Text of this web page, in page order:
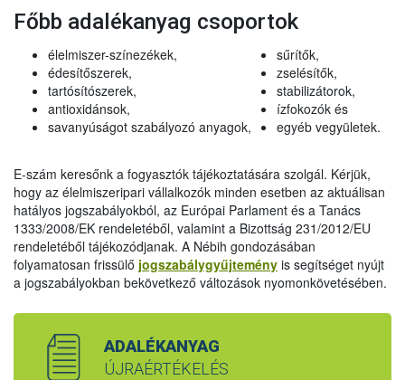
Főbb adalékanyag csoportok
élelmiszer-színezékek,
édesítőszerek,
tartósítószerek,
antioxidánsok,
savanyúságot szabályozó anyagok,
sűrítők,
zselésítők,
stabilizátorok,
ízfokozók és
egyéb vegyületek.
E-szám keresőnk a fogyasztók tájékoztatására szolgál. Kérjük,
hogy az élelmiszeripari vállalkozók minden esetben az aktuálisan
hatályos jogszabályokból, az Európai Parlament és a Tanács
1333/2008/EK rendeletéből, valamint a Bizottság 231/2012/EU
rendeletéből tájékozódjanak. A Nébih gondozásában
folyamatosan frissülő jogszabálygyűjtemény is segítséget nyújt
a jogszabályokban bekövetkező változások nyomonkövetésében.
ADALÉKANYAG
ÚJRAÉRTÉKELÉS